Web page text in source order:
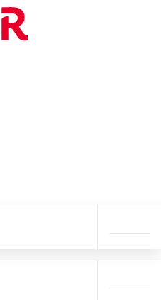
OFERTE DE NERATAT